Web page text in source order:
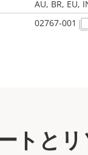
AU, BR, EU,
02767-001
トとリ